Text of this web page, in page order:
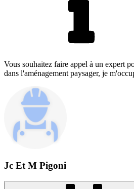
Vous souhaitez faire appel à un expert
dans l'aménagement paysager, je
Jc Et M Pigoni